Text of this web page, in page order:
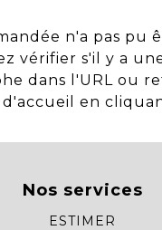
n'a pas pu
vérifier s'il y a
dans l'URL ou
d'accueil en
Nos services
ESTIMER